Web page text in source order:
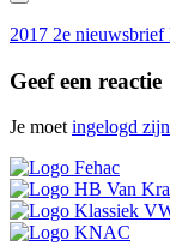
2017 2e
Geef een reactie
Je moet ingelogd